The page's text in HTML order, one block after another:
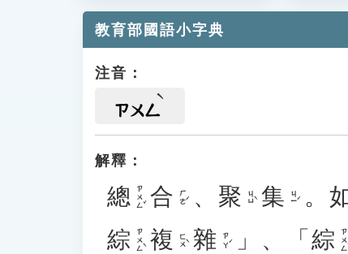
教育部國語小字典
注音：
ㄗㄨㄥ
解釋：
總 ㄗㄨㄥˇ 合 ㄏㄜˊ 、 聚 ㄐㄩˋ 集 ㄐㄧˊ 。
綜 ㄗㄨㄥˋ 複 ㄈㄨˋ 雜 ㄗㄚˊ 」、「 綜 ㄗㄨㄥˋ